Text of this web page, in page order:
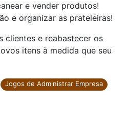
e vender produtos!
e organizar as prateleiras!
clientes e reabastecer os
itens à medida que seu
Jogos de Administrar Empresa